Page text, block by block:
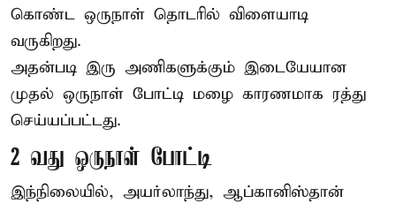
கொண்ட ஒருநாள் தொடரில் விளையாடி
வருகிறது.
அதன்படி இரு அணிகளுக்கும் இடையேயான
முதல் ஒருநாள் போட்டி மழை காரணமாக ரத்து
செய்யப்பட்டது.
2 வது ஒருநாள் போட்டி
இந்நிலையில், அயர்லாந்து, ஆப்கானிஸ்தான்